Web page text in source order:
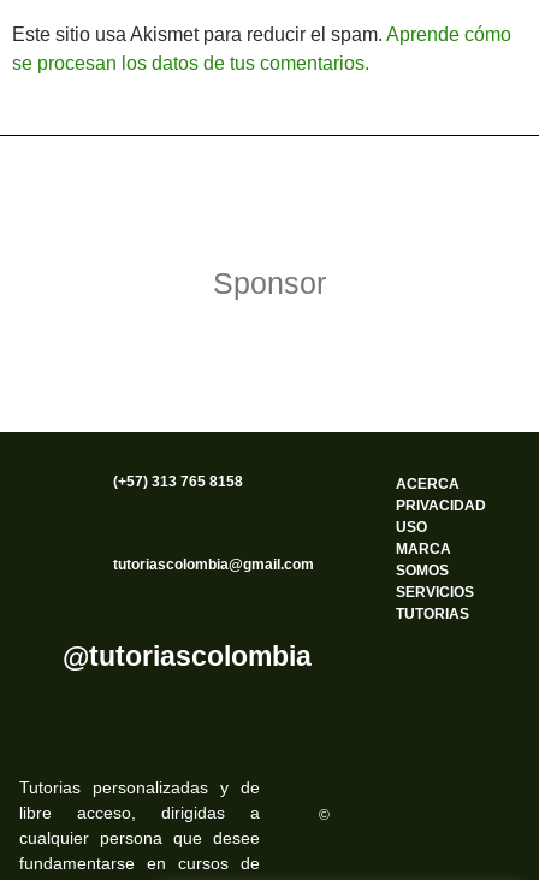
Este sitio usa Akismet para reducir el spam. Aprende cómo
se procesan los datos de tus comentarios.
Sponsor
(+57) 313 765 8158
tutoriascolombia@gmail.com
@tutoriascolombia
ACERCA
PRIVACIDAD
USO
MARCA
SOMOS
SERVICIOS
TUTORIAS
Tutorias personalizadas y de
libre acceso, dirigidas a
cualquier persona que desee
fundamentarse en cursos de
©